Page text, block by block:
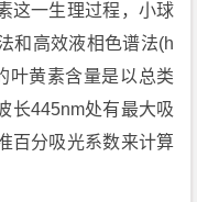
这一生理过程，小球
和高效液相色谱法(h
叶黄素含量是以总类
长445nm处有最大吸
百分吸光系数来计算